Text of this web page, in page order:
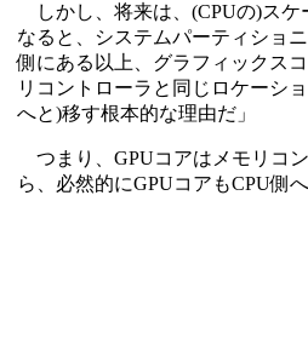
しかし、将来は、(CPUの)スケ
なると、システムパーティショ
側にある以上、グラフィックス
リコントローラと同じロケーシ
へと)移す根本的な理由だ」
つまり、GPUコアはメモリコ
ら、必然的にGPUコアもCPU側